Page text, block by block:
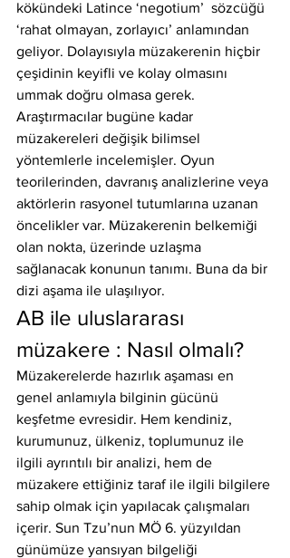
kökündeki Latince ‘negotium’  sözcüğü
‘rahat olmayan, zorlayıcı’ anlamından
geliyor. Dolayısıyla müzakerenin hiçbir
çeşidinin keyifli ve kolay olmasını
ummak doğru olmasa gerek.
Araştırmacılar bugüne kadar
müzakereleri değişik bilimsel
yöntemlerle incelemişler. Oyun
teorilerinden, davranış analizlerine veya
aktörlerin rasyonel tutumlarına uzanan
öncelikler var. Müzakerenin belkemiği
olan nokta, üzerinde uzlaşma
sağlanacak konunun tanımı. Buna da bir
dizi aşama ile ulaşılıyor.
AB ile uluslararası
müzakere : Nasıl olmalı?
Müzakerelerde hazırlık aşaması en
genel anlamıyla bilginin gücünü
keşfetme evresidir. Hem kendiniz,
kurumunuz, ülkeniz, toplumunuz ile
ilgili ayrıntılı bir analizi, hem de
müzakere ettiğiniz taraf ile ilgili bilgilere
sahip olmak için yapılacak çalışmaları
içerir. Sun Tzu’nun MÖ 6. yüzyıldan
günümüze yansıyan bilgeliği